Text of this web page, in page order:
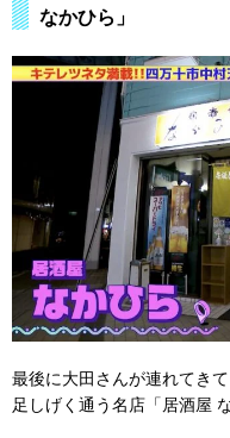
なかひら」
最後に大田さんが連れてき
足しげく通う名店「居酒屋